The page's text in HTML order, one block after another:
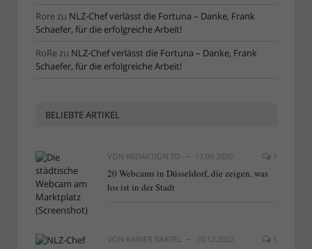
Rorezu NLZ-Chef verlässt die Fortuna – Danke, Frank
Schaefer, für die erfolgreiche Arbeit!
RoRezu NLZ-Chef verlässt die Fortuna – Danke, Frank
Schaefer, für die erfolgreiche Arbeit!
BELIEBTE ARTIKEL
VON REDAKTION TD 17.09.2020 1
20 Webcams in Düsseldorf, die zeigen, was
los ist in der Stadt
VON RAINER BARTEL 10.12.2022 5